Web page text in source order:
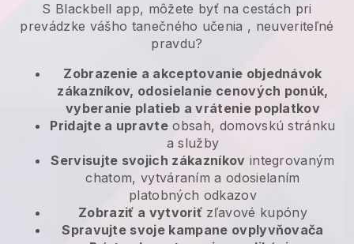
S Blackbell app, môžete byť na cestách pri
prevádzke vášho tanečného učenia , neuveriteľné
pravdu?
Zobrazenie a akceptovanie objednávok
zákazníkov, odosielanie cenových ponúk,
vyberanie platieb a vrátenie poplatkov
Pridajte a upravte obsah, domovskú stránku
a služby
Servisujte svojich zákazníkov integrovaným
chatom, vytváraním a odosielaním
platobných odkazov
Zobraziť a vytvoriť zľavové kupóny
Spravujte svoje kampane ovplyvňovača